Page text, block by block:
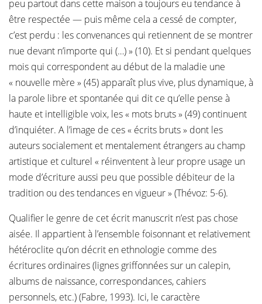
peu partout dans cette maison a toujours eu tendance à
être respectée — puis même cela a cessé de compter,
c’est perdu : les convenances qui retiennent de se montrer
nue devant n’importe qui (…) » (10). Et si pendant quelques
mois qui correspondent au début de la maladie une
« nouvelle mère » (45) apparaît plus vive, plus dynamique, à
la parole libre et spontanée qui dit ce qu’elle pense à
haute et intelligible voix, les « mots bruts » (49) continuent
d’inquiéter. A l’image de ces « écrits bruts » dont les
auteurs socialement et mentalement étrangers au champ
artistique et culturel « réinventent à leur propre usage un
mode d’écriture aussi peu que possible débiteur de la
tradition ou des tendances en vigueur » (Thévoz: 5-6).
Qualifier le genre de cet écrit manuscrit n’est pas chose
aisée. Il appartient à l’ensemble foisonnant et relativement
hétéroclite qu’on décrit en ethnologie comme des
écritures ordinaires (lignes griffonnées sur un calepin,
albums de naissance, correspondances, cahiers
personnels, etc.) (Fabre, 1993). Ici, le caractère